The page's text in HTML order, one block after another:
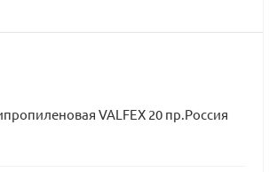
VALFEX 20 пр.Россия